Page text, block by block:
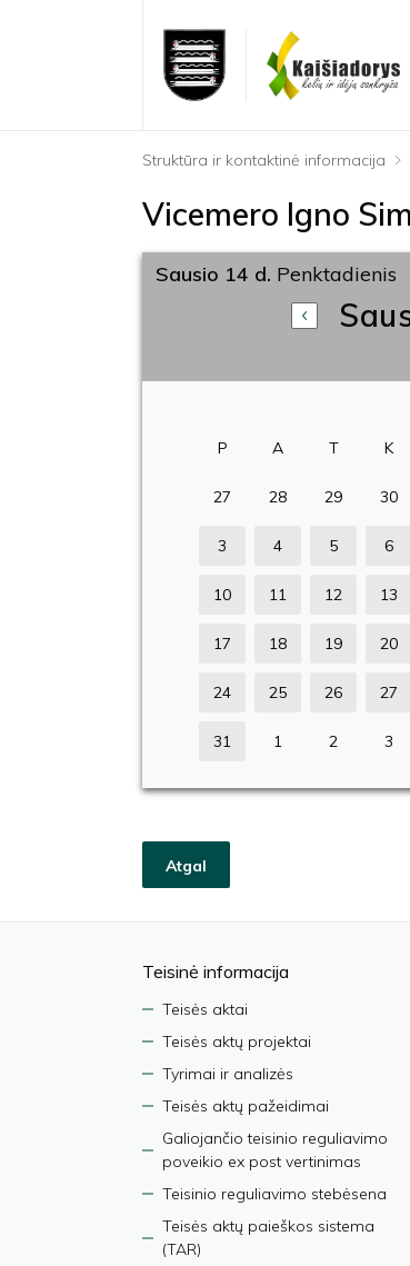
Struktūra ir kontaktinė informacija
Vicemero Igno
Sausio 14 d. Penktadienis
P A T K
27 28 29 30
3 4 5 6
10 11 12 13
17 18 19 20
24 25 26 27
31 1 2 3
Atgal
Teisinė informacija
Teisės aktai
Teisės aktų projektai
Tyrimai ir analizės
Teisės aktų pažeidimai
Galiojančio teisinio reguliavimo
poveikio ex post vertinimas
Teisinio reguliavimo stebėsena
Teisės aktų paieškos sistema
(TAR)